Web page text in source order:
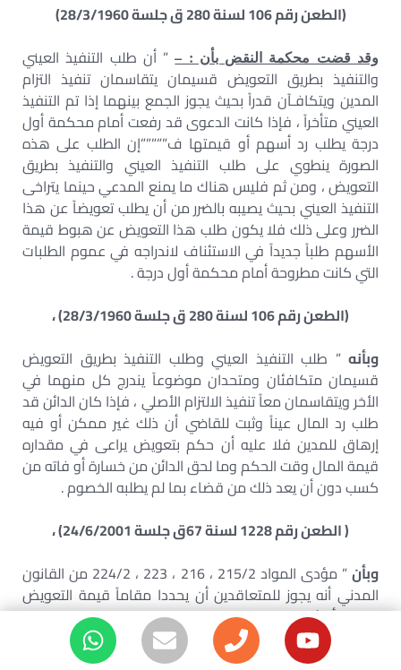
(الطعن رقم 106 لسنة 280 ق جلسة 28/3/1960)
وقد قضت محكمة النقض بأن : –” أن طلب التنفيذ العيني
والتنفيذ بطريق التعويض قسيمان يتقاسمان تنفيذ التزام
المدين ويتكافـآن قدراً بحيث يجوز الجمع بينهما إذا تم التنفيذ
العيني متأخراً ، فإذا كانت الدعوى قد رفعت أمام محكمة أول
درجة يطلب رد أسهم أو قيمتها ف”””””إن الطلب على هذه
الصورة ينطوي على طلب التنفيذ العيني والتنفيذ بطريق
التعويض ، ومن ثم فليس هناك ما يمنع المدعي حينما يتراخى
التنفيذ العيني بحيث يصيبه بالضرر من أن يطلب تعويضاً عن هذا
الضرر وعلى ذلك فلا يكون طلب هذا التعويض عن هبوط قيمة
الأسهم طلباً جديداً في الاستئناف لاندراجه في عموم الطلبات
التي كانت مطروحة أمام محكمة أول درجة .
(الطعن رقم 106 لسنة 280 ق جلسة 28/3/1960) ،
وبأنه ” طلب التنفيذ العيني وطلب التنفيذ بطريق التعويض
قسيمان متكافئان ومتحدان موضوعاً يندرج كل منهما في
الأخر ويتقاسمان معاً تنفيذ الالتزام الأصلي ، فإذا كان الدائن قد
طلب رد المال عيناً وثبت للقاضي أن ذلك غير ممكن أو فيه
إرهاق للمدين فلا عليه أن حكم بتعويض يراعى في مقداره
قيمة المال وقت الحكم وما لحق الدائن من خسارة أو فاته من
كسب دون أن يعد ذلك من قضاء بما لم يطلبه الخصوم .
( الطعن رقم 1228 لسنة 67ق جلسة 24/6/2001) ،
وبأن
” مؤدى المواد 215/2 ، 216 ، 223 ، 224/2 من القانون
المدني أنه يجوز للمتعاقدين أن يحددا مقاماً قيمة التعويض
الواجب أداؤه عما قد ينجم من ضرر بسبب ( عدم التنفيذ ) التزام
من الالتزامات المنصوص عليها في العقد المبرم بينهما ويكون
التعويض في هذه الحالة تعويضاً عن عدم التنفيذ لا يجوز الجمع